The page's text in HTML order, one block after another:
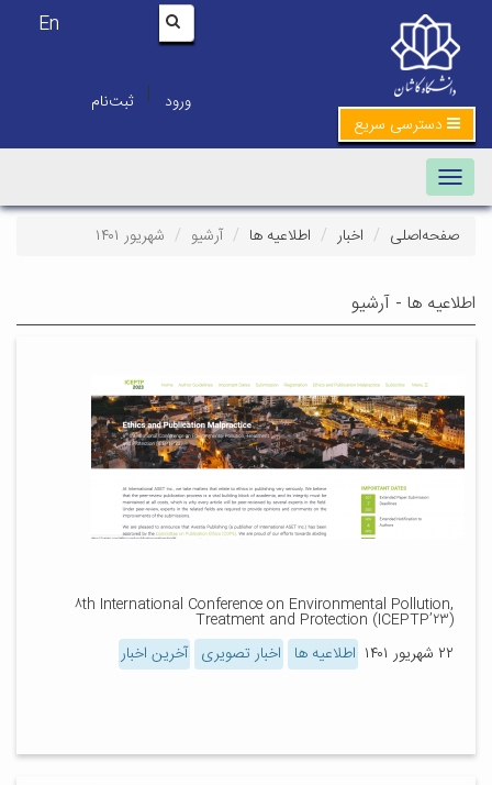
En
ورود | ثبت‌نام
دسترسی سریع
Toggle navigation
صفحه‌اصلی اخبار اطلاعیه ها آرشیو شهریور ۱۴۰۱
اطلاعیه ها - آرشیو
۸th International Conference on Environmental Pollution,
Treatment and Protection (ICEPTP’۲۳)
۲۲ شهریور ۱۴۰۱ اطلاعیه ها اخبار تصویری آخرین اخبار